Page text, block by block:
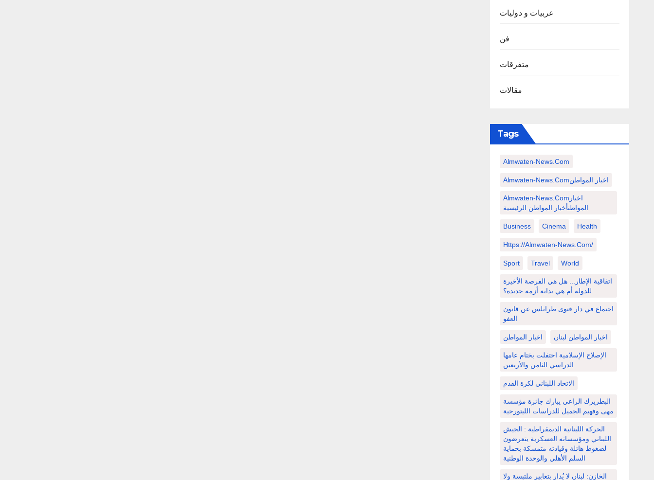
عربيات و دوليات
فن
متفرقات
مقالات
Tags
Almwaten-News.com
Almwaten-News.comاخبار المواطن
Almwaten-News.comاخبار
المواطنأخبار المواطن الرئيسية
Business Cinema Health
Https://almwaten-News.com/
Sport Travel World
اتفاقية الإطار... هل هي الفرصة الأخيرة
للدولة أم هي بداية أزمة جديدة؟
اجتماع في دار فتوى طرابلس عن قانون
العفو
اخبار المواطن اخبار المواطن لبنان
الإصلاح الإسلامية احتفلت بختام عامها
الدراسي الثامن والأربعين
الاتحاد اللبناني لكرة القدم
البطريرك الراعي يبارك جائزة مؤسسة
مهى وفهيم الجميل للدراسات الليتورجية
الحركة اللبنانية الديمقراطية : الجيش
اللبناني ومؤسساته العسكرية يتعرضون
لضغوط هائلة وقيادته متمسكة بحماية
السلم الأهلي والوحدة الوطنية
الخازن: لبنان لا يُدار بتعابير ملتبسة ولا